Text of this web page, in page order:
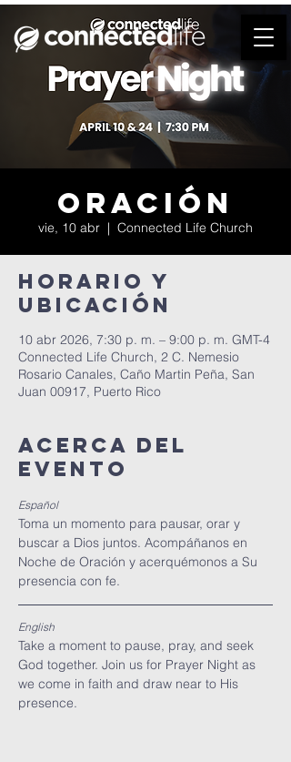
Oración
vie, 10 abr
  |
Connected Life Church
Horario y
ubicación
10 abr 2026, 7:30 p. m. – 9:00 p. m. GMT-4
Connected Life Church, 2 C. Nemesio
Rosario Canales, Caño Martin Peña, San
Juan 00917, Puerto Rico
Acerca del
evento
Español
Toma un momento para pausar, orar y
buscar a Dios juntos. Acompáñanos en
Noche de Oración y acerquémonos a Su
presencia con fe.
English
Take a moment to pause, pray, and seek
God together. Join us for Prayer Night as
we come in faith and draw near to His
presence.